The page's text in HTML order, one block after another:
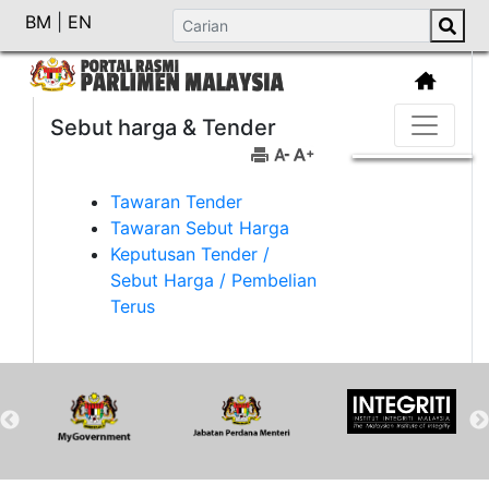
BM EN
Sebut harga & Tender
Tawaran Tender
Tawaran Sebut Harga
Keputusan Tender /
Sebut Harga / Pembelian
Terus